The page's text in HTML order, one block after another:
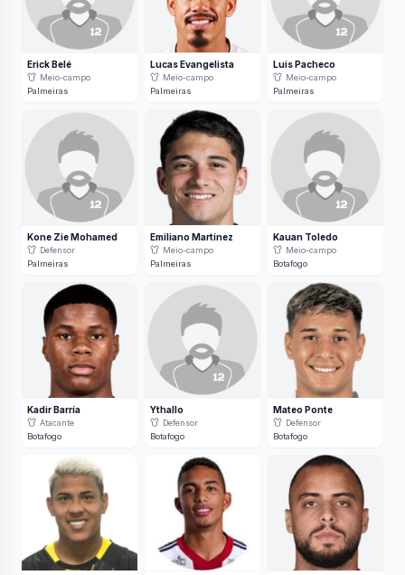
Erick Belé
Meio-campo
Palmeiras
Lucas Evangelista
Meio-campo
Palmeiras
Luis Pacheco
Meio-campo
Palmeiras
Kone Zie Mohamed
Defensor
Palmeiras
Emiliano Martínez
Meio-campo
Palmeiras
Kauan Toledo
Meio-campo
Botafogo
Kadir Barría
Atacante
Botafogo
Ythallo
Defensor
Botafogo
Mateo Ponte
Defensor
Botafogo